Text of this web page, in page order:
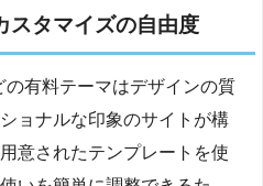
スタマイズの自由度
有料テーマはデザインの質
ョナルな印象のサイトが構
意されたテンプレートを使